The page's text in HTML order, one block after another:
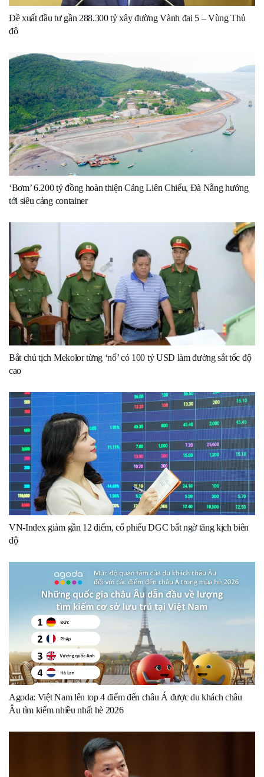
Đề xuất đầu tư gần 288.300 tỷ xây đường Vành đai 5 – Vùng Thủ
đô
‘Bơm’ 6.200 tỷ đồng hoàn thiện Cảng Liên Chiểu, Đà Nẵng hướng
tới siêu cảng container
Bắt chủ tịch Mekolor từng ‘nổ’ có 100 tỷ USD làm đường sắt tốc độ
cao
VN-Index giảm gần 12 điểm, cổ phiếu DGC bất ngờ tăng kịch biên
độ
Agoda: Việt Nam lên top 4 điểm đến châu Á được du khách châu
Âu tìm kiếm nhiều nhất hè 2026